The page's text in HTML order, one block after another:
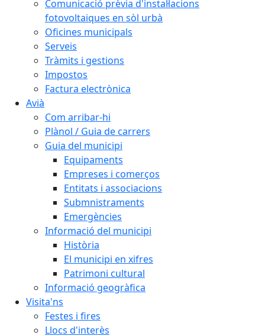
Comunicació prèvia d'instal·lacions
fotovoltaiques en sòl urbà
Oficines municipals
Serveis
Tràmits i gestions
Impostos
Factura electrònica
Avià
Com arribar-hi
Plànol / Guia de carrers
Guia del municipi
Equipaments
Empreses i comerços
Entitats i associacions
Submnistraments
Emergències
Informació del municipi
Història
El municipi en xifres
Patrimoni cultural
Informació geogràfica
Visita'ns
Festes i fires
Llocs d'interès